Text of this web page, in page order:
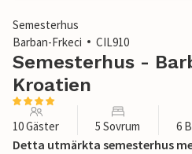
Semesterhus
Barban-Frkeci
CIL910
Semesterhus -
Kroatien
10 Gäster 5 Sovrum 6
Detta utmärkta semesterhus